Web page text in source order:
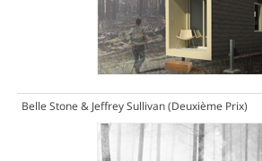
Belle Stone & Jeffrey Sullivan(Deuxième Prix)